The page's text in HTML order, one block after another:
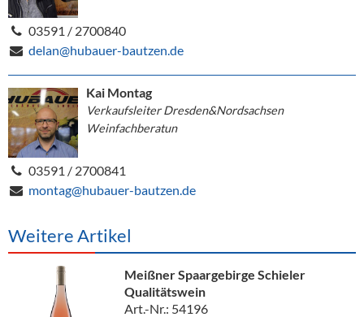
03591 / 2700840
delan@hubauer-bautzen.de
Kai Montag
Verkaufsleiter Dresden&Nordsachsen
Weinfachberatun
03591 / 2700841
montag@hubauer-bautzen.de
Weitere Artikel
Meißner Spaargebirge Schieler
Qualitätswein
Art.-Nr.: 54196